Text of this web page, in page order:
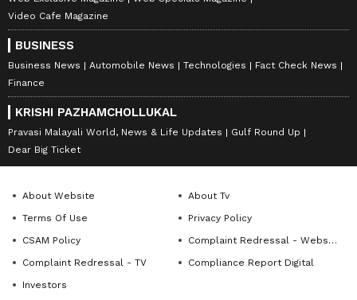
Video Cafe Magazine
BUSINESS
Business News Automobile News Technologies
Fact Check News
Finance
KRISHI PAZHAMCHOLLUKAL
Pravasi Malayali World, News & Life Updates
Gulf Round Up
Dear Big Ticket
About Website
About Tv
Terms Of Use
Privacy Policy
CSAM Policy
Complaint Redressal - Website
Complaint Redressal - TV
Compliance Report Digital
Investors